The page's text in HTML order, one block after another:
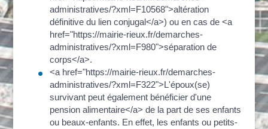
administratives/?xml=F10568">altération
définitive du lien conjugal</a>) ou en cas de <a
href="https://mairie-rieux.fr/demarches-
administratives/?xml=F980">séparation de
corps</a>.
<a href="https://mairie-rieux.fr/demarches-
administratives/?xml=F322">L'époux(se)
survivant peut également bénéficier d'une
pension alimentaire</a> de la part de ses enfants
ou beaux-enfants. En effet, les enfants ou petits-